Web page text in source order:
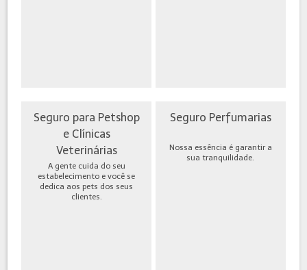
Seguro para Petshop
e Clínicas
Veterinárias
A gente cuida do seu
estabelecimento e você se
dedica aos pets dos seus
clientes.
Seguro Perfumarias
Nossa essência é garantir a
sua tranquilidade.